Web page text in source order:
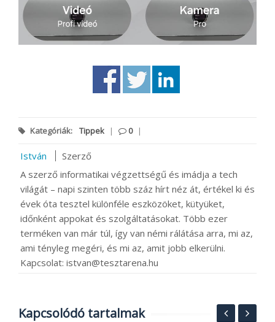
Kategóriák: Tippek | 0 |
István
Szerző
A szerző informatikai végzettségű és imádja a tech
világát – napi szinten több száz hírt néz át, értékel ki és
évek óta tesztel különféle eszközöket, kütyüket,
időnként appokat és szolgáltatásokat. Több ezer
terméken van már túl, így van némi rálátása arra, mi az,
ami tényleg megéri, és mi az, amit jobb elkerülni.
Kapcsolat: istvan@tesztarena.hu
Kapcsolódó tartalmak